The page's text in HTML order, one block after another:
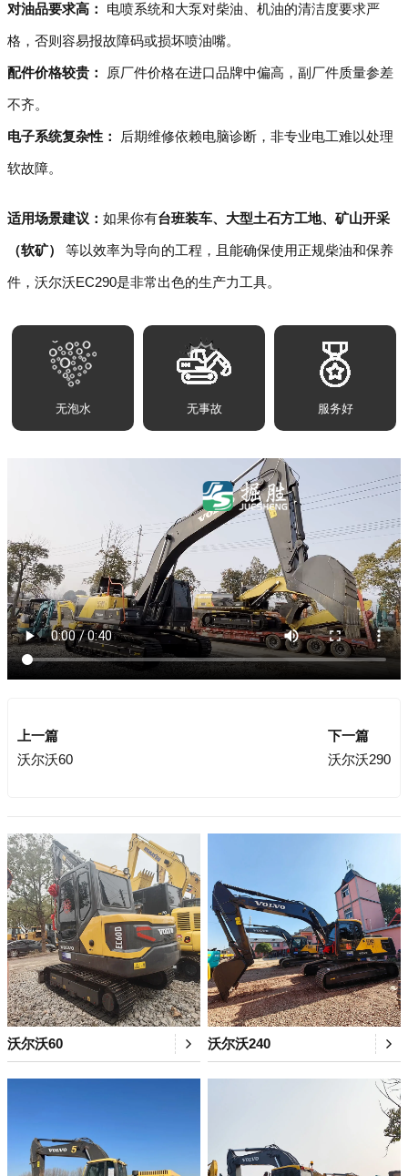
对油品要求高： 电喷系统和大泵对柴油、机油的清洁度要求严
格，否则容易报故障码或损坏喷油嘴。
配件价格较贵： 原厂件价格在进口品牌中偏高，副厂件质量参差
不齐。
电子系统复杂性： 后期维修依赖电脑诊断，非专业电工难以处理
软故障。
适用场景建议： 如果你有台班装车、大型土石方工地、矿山开采
（软矿） 等以效率为导向的工程，且能确保使用正规柴油和保养
件，沃尔沃EC290是非常出色的生产力工具。
无泡水 无事故 服务好
上一篇
沃尔沃60
下一篇
沃尔沃290
沃尔沃60 沃尔沃240